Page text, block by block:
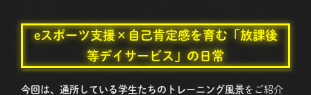
eスポーツ支援×自己肯定感を育む「放課後
等デイサービス」の日常
今回は、通所している学生たちのトレーニング風景をご紹介